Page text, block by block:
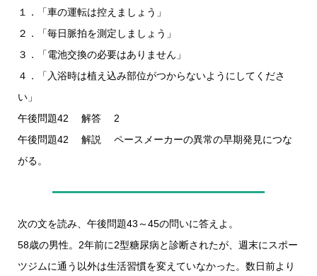
１．「車の運転は控えましょう」
２．「毎日脈拍を測定しましょう」
３．「電池交換の必要はありません」
４．「入浴時は植え込み部位がつからないようにしてくださ
い」
午後問題42 解答 2
午後問題42 解説 ペースメーカーの異常の早期発見につな
がる。
次の文を読み、午後問題43～45の問いに答えよ。
58歳の男性。2年前に2型糖尿病と診断されたが、週末にスポー
ツジムに通う以外は生活習慣を変えていなかった。数日前より